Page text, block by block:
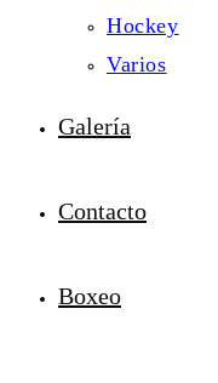
Hockey
Varios
Galería
Contacto
Boxeo